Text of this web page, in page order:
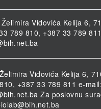
Vidovića Kelija 6,
789 810, +387 33 789
Vidovića Kelija 6,
+387 33 789 811 e-mail:
Za poslovnu